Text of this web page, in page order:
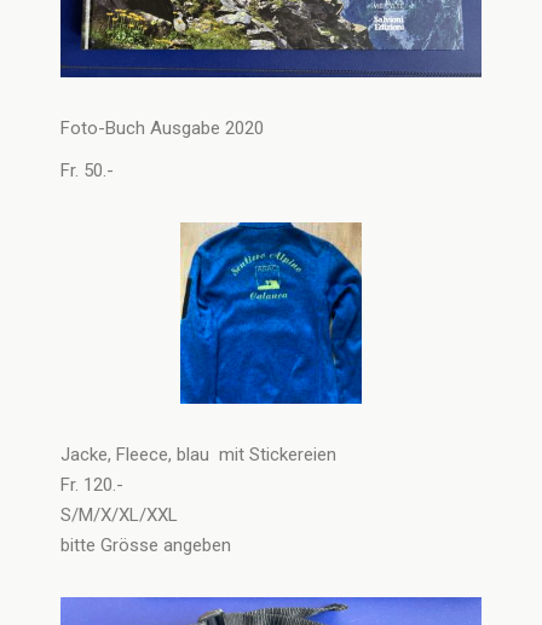
Foto-Buch Ausgabe 2020
Fr. 50.-
Jacke, Fleece, blau mit Stickereien
Fr. 120.-
S/M/X/XL/XXL
bitte Grösse angeben